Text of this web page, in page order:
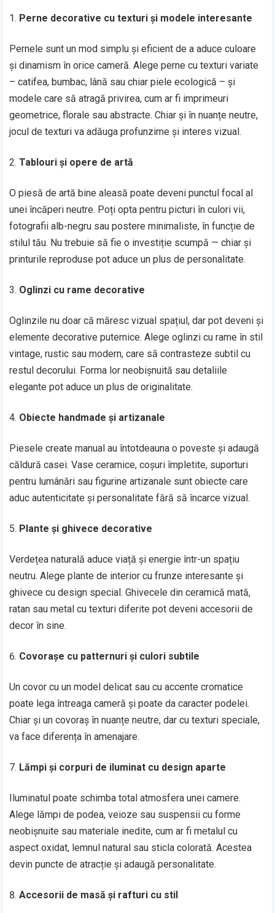
Perne decorative cu texturi și modele interesante
Pernele sunt un mod simplu și eficient de a aduce culoare
și dinamism în orice cameră. Alege perne cu texturi variate
– catifea, bumbac, lână sau chiar piele ecologică – și
modele care să atragă privirea, cum ar fi imprimeuri
geometrice, florale sau abstracte. Chiar și în nuanțe neutre,
jocul de texturi va adăuga profunzime și interes vizual.
Tablouri și opere de artă
O piesă de artă bine aleasă poate deveni punctul focal al
unei încăperi neutre. Poți opta pentru picturi în culori vii,
fotografii alb-negru sau postere minimaliste, în funcție de
stilul tău. Nu trebuie să fie o investiție scumpă — chiar și
printurile reproduse pot aduce un plus de personalitate.
Oglinzi cu rame decorative
Oglinzile nu doar că măresc vizual spațiul, dar pot deveni și
elemente decorative puternice. Alege oglinzi cu rame în stil
vintage, rustic sau modern, care să contrasteze subtil cu
restul decorului. Forma lor neobișnuită sau detaliile
elegante pot aduce un plus de originalitate.
Obiecte handmade și artizanale
Piesele create manual au întotdeauna o poveste și adaugă
căldură casei. Vase ceramice, coșuri împletite, suporturi
pentru lumânări sau figurine artizanale sunt obiecte care
aduc autenticitate și personalitate fără să încarce vizual.
Plante și ghivece decorative
Verdețea naturală aduce viață și energie într-un spațiu
neutru. Alege plante de interior cu frunze interesante și
ghivece cu design special. Ghivecele din ceramică mată,
ratan sau metal cu texturi diferite pot deveni accesorii de
decor în sine.
Covorașe cu patternuri și culori subtile
Un covor cu un model delicat sau cu accente cromatice
poate lega întreaga cameră și poate da caracter podelei.
Chiar și un covoraș în nuanțe neutre, dar cu texturi speciale,
va face diferența în amenajare.
Lămpi și corpuri de iluminat cu design aparte
Iluminatul poate schimba total atmosfera unei camere.
Alege lămpi de podea, veioze sau suspensii cu forme
neobișnuite sau materiale inedite, cum ar fi metalul cu
aspect oxidat, lemnul natural sau sticla colorată. Acestea
devin puncte de atracție și adaugă personalitate.
Accesorii de masă și rafturi cu stil